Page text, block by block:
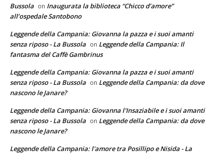
Bussola on Inaugurata la biblioteca “Chicco d’amore”
all’ospedale Santobono
Leggende della Campania: Giovanna la pazza e i suoi amanti
senza riposo - La Bussola on Leggende della Campania: Il
fantasma del Caffè Gambrinus
Leggende della Campania: Giovanna la pazza e i suoi amanti
senza riposo - La Bussola on Leggende della Campania: da dove
nascono le Janare?
Leggende della Campania: Giovanna l'Insaziabile e i suoi amanti
senza riposo - La Bussola on Leggende della Campania: da dove
nascono le Janare?
Leggende della Campania: l'amore tra Posillipo e Nisida - La